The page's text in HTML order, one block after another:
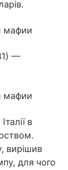
—
в
вирішив
для чого